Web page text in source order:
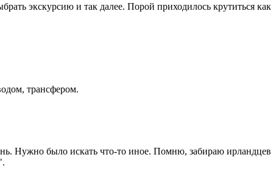
экскурсию и так далее. Порой приходилось крутиться как
трансфером.
Нужно было искать что-то иное. Помню, забираю ирландцев